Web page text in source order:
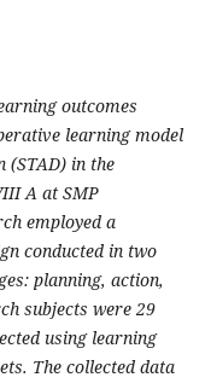
outcomes
learning model
(STAD) in the
A at SMP
employed a
conducted in two
planning, action,
subjects were 29
using learning
The collected data